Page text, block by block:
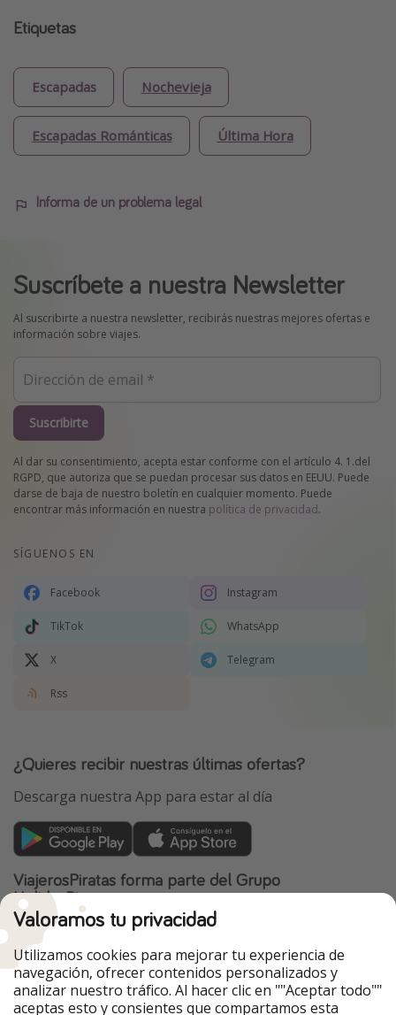
Etiquetas
Escapadas Nochevieja
Escapadas Románticas Última Hora
Informa de un problema legal
Suscríbete a nuestra Newsletter
Al suscribirte a nuestra newsletter, recibirás nuestras mejores ofertas e
información sobre viajes.
Suscribirte
Al dar su consentimiento, acepta estar conforme con el artículo 4. 1.del
RGPD, que autoriza que se puedan procesar sus datos en EEUU. Puede
darse de baja de nuestro boletín en cualquier momento. Puede
encontrar más información en nuestra política de privacidad.
SÍGUENOS EN
Facebook Instagram
TikTok WhatsApp
X Telegram
Rss
¿Quieres recibir nuestras últimas ofertas?
Descarga nuestra App para estar al día
ViajerosPiratas forma parte del Grupo
HolidayPirates
Nuestros mercados
PiratinViaggio
HolidayPirates
VakantiePiraten
WakacyjniPiraci
VoyagesPirates
Ferienpiraten
Urlaubspiraten
Urlaubspiraten
Valoramos tu privacidad
Utilizamos cookies para mejorar tu experiencia de
navegación, ofrecer contenidos personalizados y
analizar nuestro tráfico. Al hacer clic en ""Aceptar todo""
aceptas esto y consientes que compartamos esta